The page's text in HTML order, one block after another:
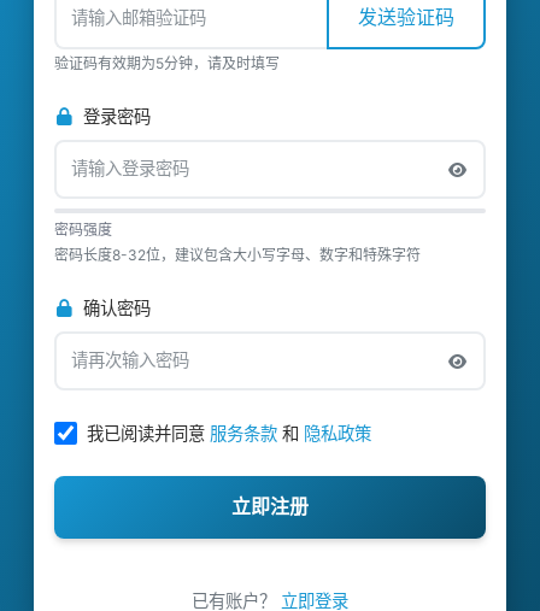
发送验证码
验证码有效期为5分钟，请及时填写
登录密码
密码强度
密码长度8-32位，建议包含大小写字母、数字和特殊字符
确认密码
我已阅读并同意 服务条款 和 隐私政策
立即注册
已有账户？ 立即登录